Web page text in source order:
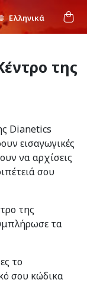
Ελληνικά
της
Dianetics
εισαγωγικές
να αρχίσεις
σου
της
τα
το
σου κώδικα